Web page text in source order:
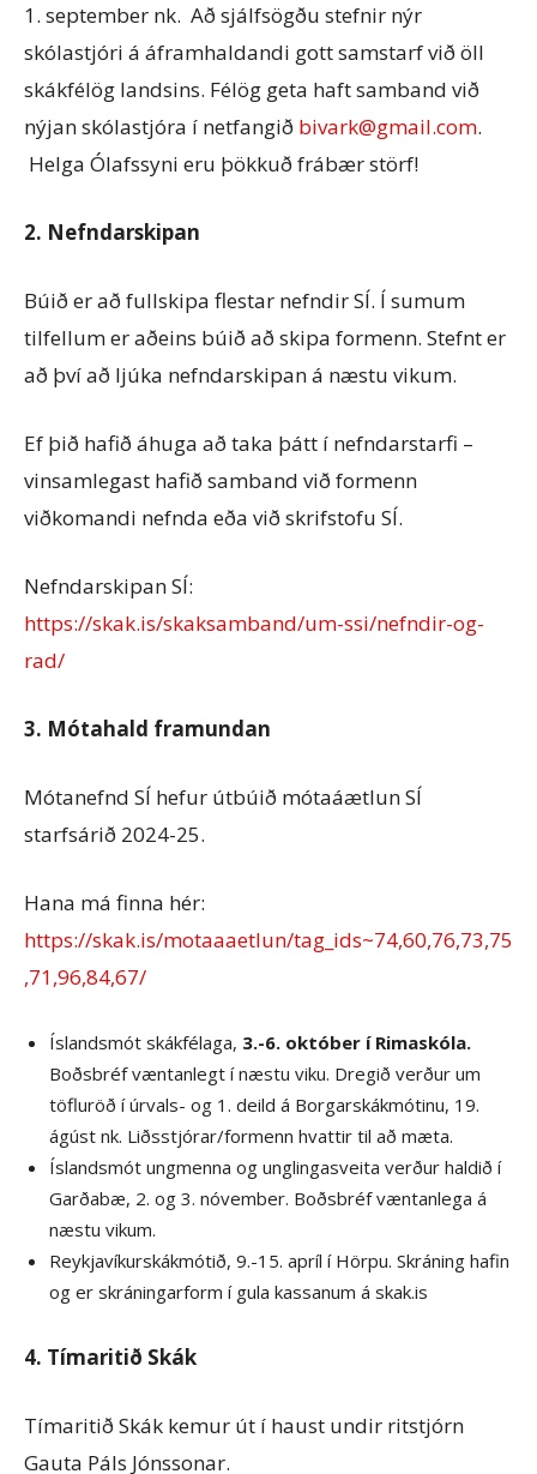
1. september nk. Að sjálfsögðu stefnir nýr
skólastjóri á áframhaldandi gott samstarf við öll
skákfélög landsins. Félög geta haft samband við
nýjan skólastjóra í netfangið bivark@gmail.com.
Helga Ólafssyni eru þökkuð frábær störf!
2. Nefndarskipan
Búið er að fullskipa flestar nefndir SÍ. Í sumum
tilfellum er aðeins búið að skipa formenn. Stefnt er
að því að ljúka nefndarskipan á næstu vikum.
Ef þið hafið áhuga að taka þátt í nefndarstarfi –
vinsamlegast hafið samband við formenn
viðkomandi nefnda eða við skrifstofu SÍ.
Nefndarskipan SÍ:
https://skak.is/skaksamband/um-ssi/nefndir-og-
rad/
3. Mótahald framundan
Mótanefnd SÍ hefur útbúið mótaáætlun SÍ
starfsárið 2024-25.
Hana má finna hér:
https://skak.is/motaaaetlun/tag_ids~74,60,76,73,75
,71,96,84,67/
Íslandsmót skákfélaga, 3.-6. október í Rimaskóla.
Boðsbréf væntanlegt í næstu viku. Dregið verður um
töfluröð í úrvals- og 1. deild á Borgarskákmótinu, 19.
ágúst nk. Liðsstjórar/formenn hvattir til að mæta.
Íslandsmót ungmenna og unglingasveita verður haldið í
Garðabæ, 2. og 3. nóvember. Boðsbréf væntanlega á
næstu vikum.
Reykjavíkurskákmótið, 9.-15. apríl í Hörpu. Skráning hafin
og er skráningarform í gula kassanum á skak.is
4. Tímaritið Skák
Tímaritið Skák kemur út í haust undir ritstjórn
Gauta Páls Jónssonar.